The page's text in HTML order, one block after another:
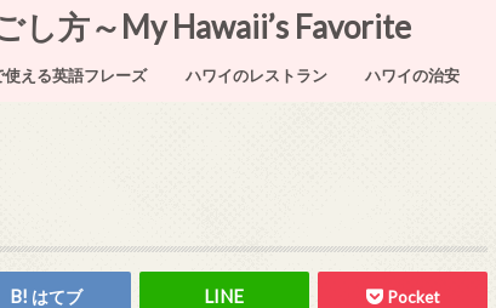
し方～My Hawaii’s Favorite
使える英語フレーズ ハワイのレストラン ハワイの治安
はてブ Pocket